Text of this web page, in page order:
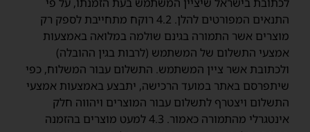
התנאים המפורטים להלן. 4.2 רוקח מתחייבת לספק רק
מוצרים אשר התמורה בגינם שולמה במלואה באמצעות
אמצעי התשלום של המשתמש (לרבות בגין ההובלה)
ולכתובת אשר ציין המשתמש. התשלום עבור המשלוח, כפי
שיתפרסם באתר במועד הרכישה, יתבצע באמצעות אמצעי
התשלום ויצטרף לתשלום עבור המוצרים ויהווה חלק
אינטגרלי מהתמורה כאמור. 4.3 למעט מוצרים בהזמנה